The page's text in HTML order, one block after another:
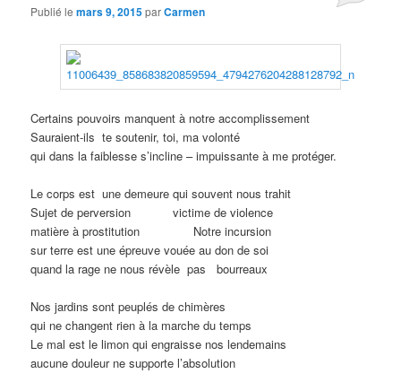
Publié lemars 9, 2015parCarmen
Certains pouvoirs manquent à notre accomplissement
Sauraient-ils te soutenir, toi, ma volonté
qui dans la faiblesse s’incline – impuissante à me protéger.
Le corps est une demeure qui souvent nous trahit
Sujet de perversion ………..victime de violence
matière à prostitution
Notre incursion
sur terre est une épreuve vouée au don de soi
quand la rage ne nous révèle pas
bourreaux
Nos jardins sont peuplés de chimères
qui ne changent rien à la marche du temps
Le mal est le limon qui engraisse nos lendemains
aucune douleur ne supporte l’absolution